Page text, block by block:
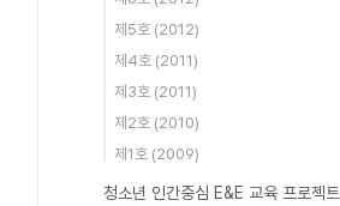
제5호 (2012)
제4호 (2011)
제3호 (2011)
제2호 (2010)
제1호 (2009)
청소년 인간중심 E&E 교육 프로젝트